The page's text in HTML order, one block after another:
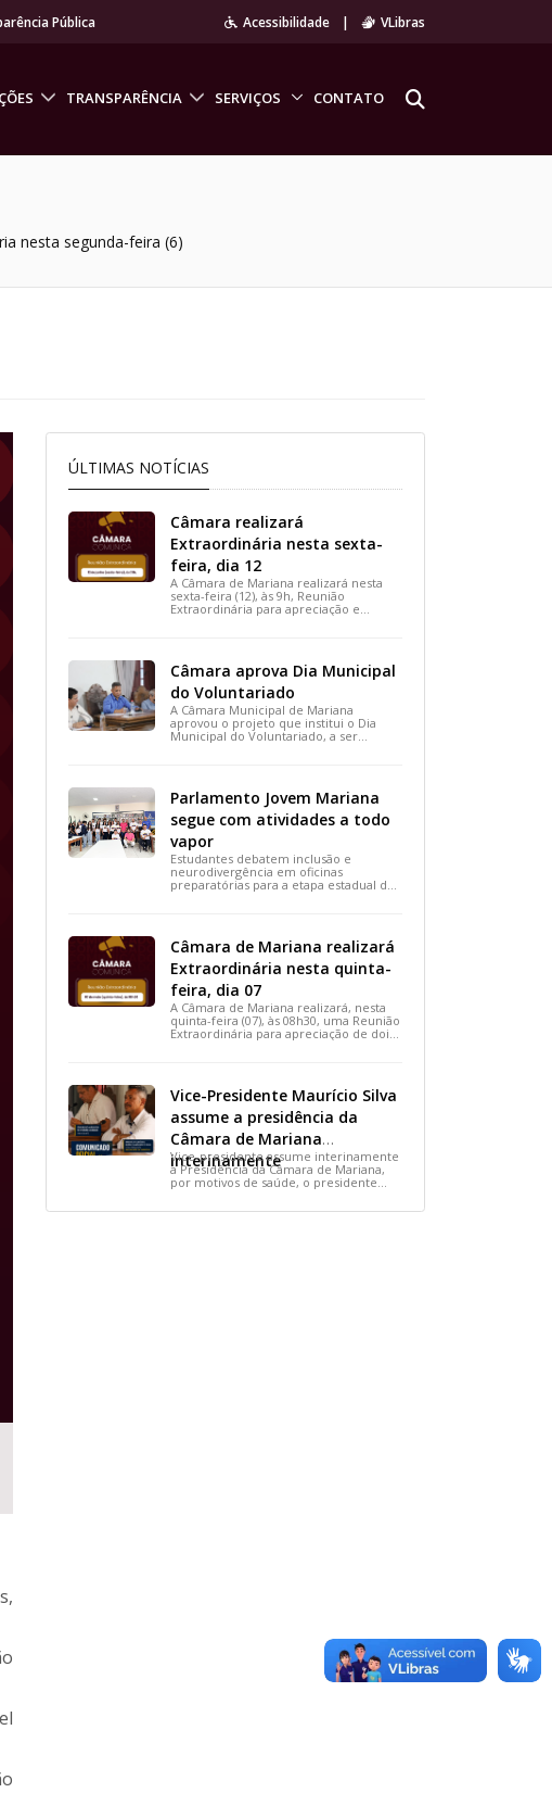
Pública Acessibilidade | VLibras
TRANSPARÊNCIA SERVIÇOS CONTATO
nesta segunda-feira (6)
ÚLTIMAS NOTÍCIAS
Câmara realizará
Extraordinária nesta sexta-
feira, dia 12
A Câmara de Mariana realizará nesta
sexta-feira (12), às 9h, Reunião
Extraordinária para apreciação e
votação de projetos de interesse
Câmara aprova Dia Municipal
do Voluntariado
A Câmara Municipal de Mariana
aprovou o projeto que institui o Dia
Municipal do Voluntariado, a ser
celebrado em 28 de agosto. A medida,
cidade.
Parlamento Jovem Mariana
segue com atividades a todo
vapor
Estudantes debatem inclusão e
neurodivergência em oficinas
preparatórias para a etapa estadual de
2026.
Câmara de Mariana realizará
Extraordinária nesta quinta-
feira, dia 07
A Câmara de Mariana realizará, nesta
quinta-feira (07), às 08h30, uma Reunião
Extraordinária para apreciação de dois
importantes projetos de interesse do
Vice-Presidente Maurício Silva
assume a presidência da
Câmara de Mariana
interinamente
Vice-presidente assume interinamente
a Presidência da Câmara de Mariana,
por motivos de saúde, o presidente
Ediraldo Ramos ficará afastado por 14
dias para tratar uma lesão no